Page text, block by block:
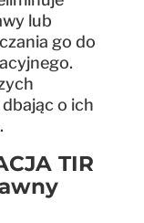
lub
go do
o ich
TIR